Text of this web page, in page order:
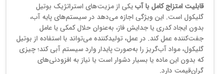
قابلیت امتزاج کامل با آبیکی از مزیت‌های استراتژیک بوتیل
گلیکول است. این ویژگی اجازه می‌دهد در سیستم‌های پایه آب،
بدون ایجاد کدری یا جدایش فاز، به‌عنوان حلال کمکی یا عامل
جفت‌کننده عمل کند. در عمل، تولیدکننده می‌تواند با استفاده از بوتیل
گلیکول، مواد آب‌گریز را به‌صورت پایدار وارد سیستم آبی کند؛ چیزی
که بدون این ماده یا بسیار دشوار است یا نیاز به افزودنی‌های
گران‌قیمت دارد.